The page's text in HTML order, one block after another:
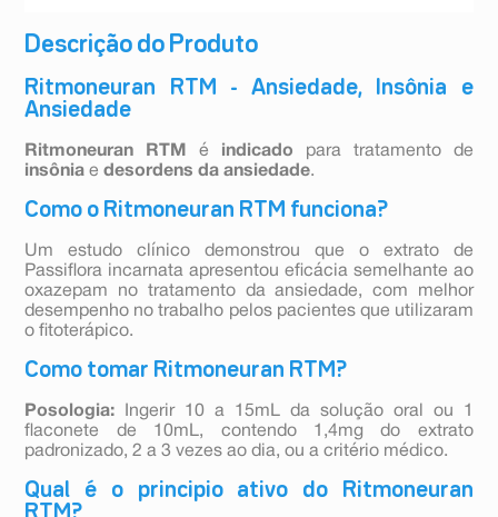
Descrição do Produto
Ritmoneuran RTM - Ansiedade, Insônia e
Ansiedade
Ritmoneuran RTM é indicado para tratamento de
insônia edesordens da ansiedade.
Como o Ritmoneuran RTM funciona?
Um estudo clínico demonstrou que o extrato de
Passiflora incarnata apresentou eficácia semelhante ao
oxazepam no tratamento da ansiedade, com melhor
desempenho no trabalho pelos pacientes que utilizaram
o fitoterápico.
Como tomar Ritmoneuran RTM?
Posologia: Ingerir 10 a 15mL da solução oral ou 1
flaconete de 10mL, contendo 1,4mg do extrato
padronizado, 2 a 3 vezes ao dia, ou a critério médico.
Qual é o principio ativo do Ritmoneuran
RTM?